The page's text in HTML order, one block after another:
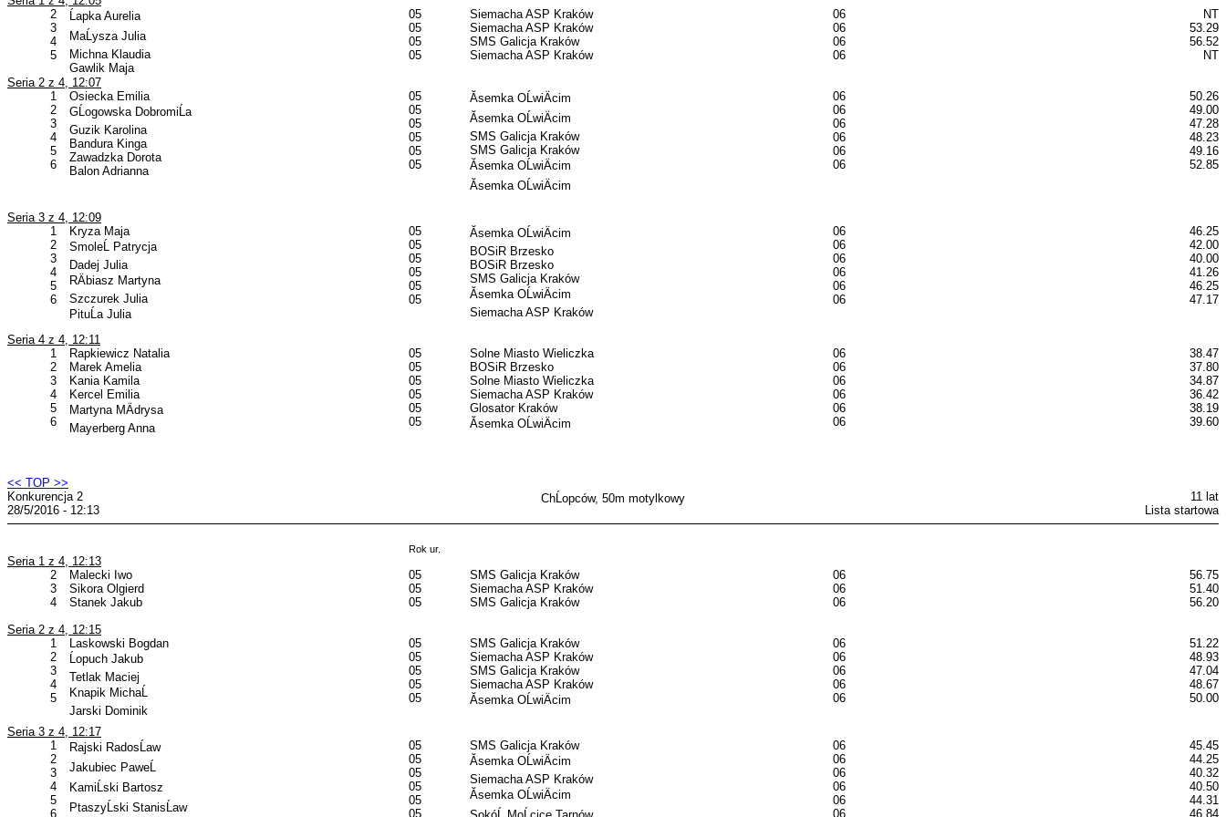
2
3
4
5
Ĺapka Aurelia
MaĹysza Julia
Michna Klaudia
Gawlik Maja
05
05
05
05
Siemacha ASP Kraków
Siemacha ASP Kraków
SMS Galicja Kraków
Siemacha ASP Kraków
06
06
06
06
NT
53.29
56.52
NT
Seria 2 z 4, 12:07
1
2
3
4
5
6
Osiecka Emilia
GĹogowska DobromiĹa
Guzik Karolina
Bandura Kinga
Zawadzka Dorota
Balon Adrianna
05
05
05
05
05
05
Ăsemka OĹwiÄcim
Ăsemka OĹwiÄcim
SMS Galicja Kraków
SMS Galicja Kraków
Ăsemka OĹwiÄcim
Ăsemka OĹwiÄcim
06
06
06
06
06
06
50.26
49.00
47.28
48.23
49.16
52.85
Seria 3 z 4, 12:09
1
2
3
4
5
6
Kryza Maja
SmoleĹ Patrycja
Dadej Julia
RÄbiasz Martyna
Szczurek Julia
PituĹa Julia
05
05
05
05
05
05
Ăsemka OĹwiÄcim
BOSiR Brzesko
BOSiR Brzesko
SMS Galicja Kraków
Ăsemka OĹwiÄcim
Siemacha ASP Kraków
06
06
06
06
06
06
46.25
42.00
40.00
41.26
46.25
47.17
Seria 4 z 4, 12:11
1
2
3
4
5
6
Rapkiewicz Natalia
Marek Amelia
Kania Kamila
Kercel Emilia
Martyna MÄdrysa
Mayerberg Anna
05
05
05
05
05
05
Solne Miasto Wieliczka
BOSiR Brzesko
Solne Miasto Wieliczka
Siemacha ASP Kraków
Glosator Kraków
Ăsemka OĹwiÄcim
06
06
06
06
06
06
38.47
37.80
34.87
36.42
38.19
39.60
<< TOP >>
Konkurencja 2
28/5/2016 - 12:13
ChĹopców, 50m motylkowy
11 lat
Lista startowa
Rok ur.
Seria 1 z 4, 12:13
2
3
4
Malecki Iwo
Sikora Olgierd
Stanek Jakub
05
05
05
SMS Galicja Kraków
Siemacha ASP Kraków
SMS Galicja Kraków
06
06
06
56.75
51.40
56.20
Seria 2 z 4, 12:15
1
2
3
4
5
Laskowski Bogdan
Ĺopuch Jakub
Tetlak Maciej
Knapik MichaĹ
Jarski Dominik
05
05
05
05
05
SMS Galicja Kraków
Siemacha ASP Kraków
SMS Galicja Kraków
Siemacha ASP Kraków
Ăsemka OĹwiÄcim
06
06
06
06
06
51.22
48.93
47.04
48.67
50.00
Seria 3 z 4, 12:17
1
2
3
4
5
6
Rajski RadosĹaw
Jakubiec PaweĹ
KamiĹski Bartosz
PtaszyĹski StanisĹaw
05
05
05
05
05
05
SMS Galicja Kraków
Ăsemka OĹwiÄcim
Siemacha ASP Kraków
Ăsemka OĹwiÄcim
06
06
06
06
06
06
45.45
44.25
40.32
40.50
44.31
46.84